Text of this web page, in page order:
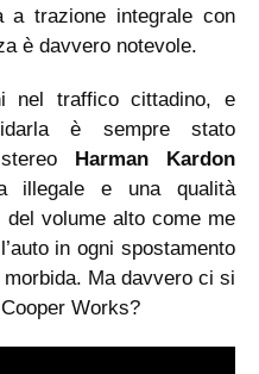
a trazione integrale con
è davvero notevole.
nel traffico cittadino, e
è sempre stato
Harman Kardon
illegale e una qualità
volume alto come me
in ogni spostamento
Ma davvero ci si
Works?